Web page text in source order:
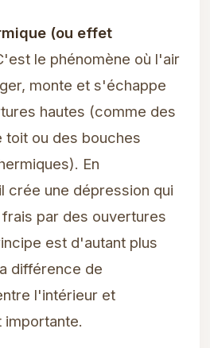
(ou effet
le phénomène où l'air
monte et s'échappe
hautes (comme des
toit ou des bouches
En
crée une dépression qui
par des ouvertures
est d'autant plus
différence de
l'intérieur et